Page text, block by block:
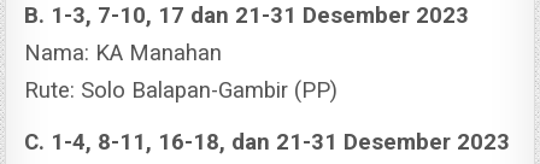
B. 1-3, 7-10, 17 dan 21-31 Desember 2023
Nama: KA Manahan
Rute: Solo Balapan-Gambir (PP)
C. 1-4, 8-11, 16-18, dan 21-31 Desember 2023